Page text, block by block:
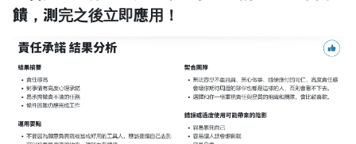
饋，測完之後立即應用！